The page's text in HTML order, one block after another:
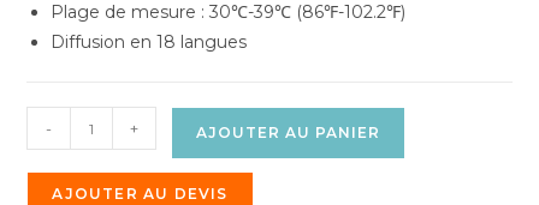
Plage de mesure : 30℃-39℃ (86℉-102.2℉)
Diffusion en 18 langues
- + AJOUTER AU PANIER
AJOUTER AU DEVIS